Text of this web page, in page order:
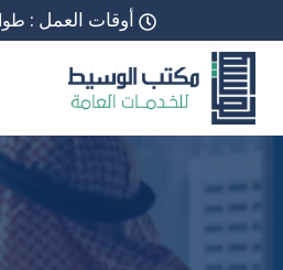
أوقات العمل : طوال